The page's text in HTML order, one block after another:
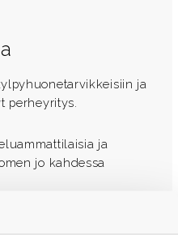
ja
perheyritys.
ja
jo kahdessa